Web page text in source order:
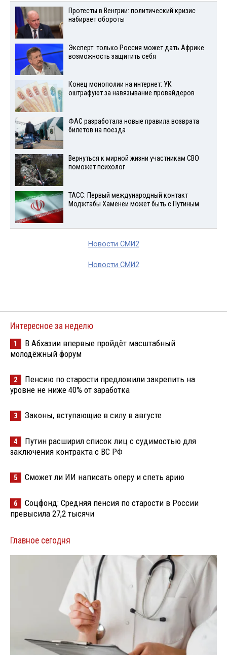
Протесты в Венгрии: политический кризис
набирает обороты
Эксперт: только Россия может дать Африке
возможность защитить себя
Конец монополии на интернет: УК
оштрафуют за навязывание провайдеров
ФАС разработала новые правила возврата
билетов на поезда
Вернуться к мирной жизни участникам СВО
поможет психолог
ТАСС: Первый международный контакт
Моджтабы Хаменеи может быть с Путиным
Новости СМИ2
Новости СМИ2
Интересное за неделю
1
В Абхазии впервые пройдёт масштабный
молодёжный форум
2
Пенсию по старости предложили закрепить на
уровне не ниже 40% от заработка
3 Законы, вступающие в силу в августе
4
Путин расширил список лиц с судимостью для
заключения контракта с ВС РФ
5 Сможет ли ИИ написать оперу и спеть арию
6
Соцфонд: Средняя пенсия по старости в России
превысила 27,2 тысячи
Главное сегодня